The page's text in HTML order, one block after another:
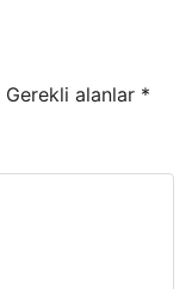
Gerekli alanlar *